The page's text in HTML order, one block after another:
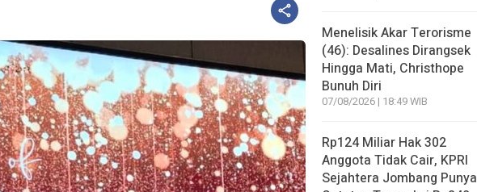
Menelisik Akar Terorisme
(46): Desalines Dirangsek
Hingga Mati, Christhope
Bunuh Diri
07/08/2026 | 18:49 WIB
Rp124 Miliar Hak 302
Anggota Tidak Cair, KPRI
Sejahtera Jombang Punya